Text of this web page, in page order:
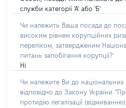
служби категорії 'А' або 'Б'
Чи належить Ваша посада до
високим рівнем корупційних
переліком, затвердженим
питань запобігання корупції?
Ні
Чи належите Ви до національних
відповідно до Закону України
протидію легалізації